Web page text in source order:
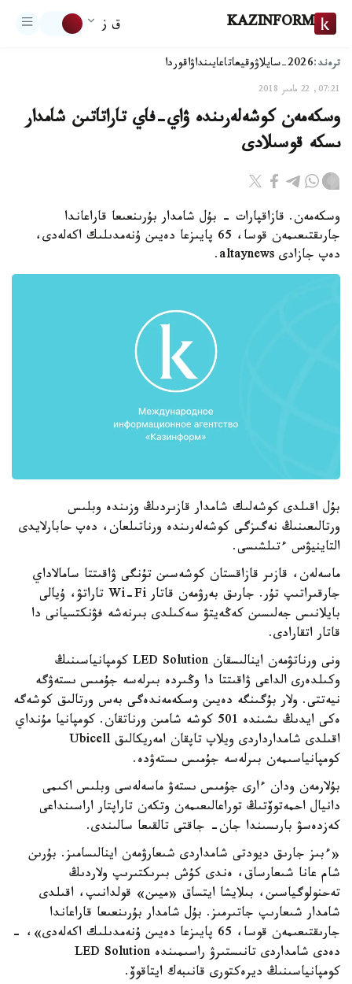
KAZINFORM ق ز
ترەند:2026-سايلاۋ وقيعاتاعايىنداۋاقوردا
07:21, 22 مامىر 2018
وسكەمەن كوشەلەرىندە ۋاي-فاي تاراتاتىن شامدار
ىسكە قوسىلادى
وسكەمەن. قازاقپارات - بۇل شامدار بۇرىنعىعا قاراعاندا
جارىقتىعىمەن قوسا، 65 پايىزعا دەيىن ۇنەمدىلىك اكەلەدى،
دەپ جازادى altaynews.
بۇل اقىلدى كوشەلىك شامدار قازىردىڭ وزىندە وبلىس
ورتالىعىنىڭ نەگىزگى كوشەلەرىندە ورناتىلعان، دەپ حابارلايدى
التاينيۋس ءتىلشىسى.
ماسەلەن، قازىر قازاقستان كوشەسىن تۇنگى ۋاقىتتا سامالاداي
جارقىراتىپ تۇر. جارىق بەرۋمەن قاتار Wi-Fi تاراتۋ، ۇيالى
بايلانىس جەلىسىن كەڭەيتۋ سەكىلدى بىرنەشە فۋنكتسيانى دا
قاتار اتقارادى.
ونى ورناتۋمەن اينالىسقان LED Solution كومپانياسىنىڭ
وكىلدەرى الداعى ۋاقىتتا دا وڭىردە بىرلەسە جۇمىس ىستەۋگە
نيەتتى. ولار بۇگىنگە دەيىن وسكەمەندەگى بەس ورتالىق كوشەگە
ەكى ايدىڭ ىشىندە 501 كوشە شامىن ورناتقان. كومپانيا مۇنداي
اقىلدى شامدارداردى ويلاپ تاپقان امەريكالىق Ubicell
كومپانياسىمەن بىرلەسە جۇمىس ىستەۋدە.
بۇلارمەن ودان ءارى جۇمىس ىستەۋ ماسەلەسى وبلىس اكىمى
دانيال احمەتوۆتىڭ توراعالىعىمەن وتكەن تاراپتار اراسىنداعى
كەزدەسۋ بارىسىندا جان- جاقتى تالقىعا سالىندى.
«ءبىز جارىق ديودتى شامداردى شىعارۋمەن اينالىسامىز. بۇرىن
شام عانا شىعارساق، ەندى كۇش بىرىكتىرىپ ولاردىڭ
تەحنولوگياسىن، بىلايشا ايتساق «ميىن» قولدانىپ، اقىلدى
شامدار شىعارىپ جاتىرمىز. بۇل شامدار بۇرىنعىعا قاراعاندا
جارىقتىعىمەن قوسا، 65 پايىزعا دەيىن ۇنەمدىلىك اكەلەدى»، -
دەدى شامداردى تانىستىرۋ راسىمىندە LED Solution
كومپانياسىنىڭ ديرەكتورى قانىبەك ايتاقوۆ.